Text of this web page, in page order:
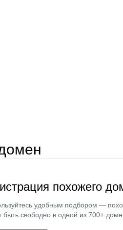
похожего
удобным подбором —
быть свободно в одной из 700+